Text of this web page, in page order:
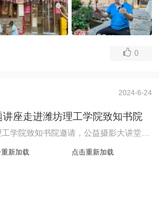
0
2024-6-24
座走进潍坊理工学院致知书院
重新加载 点击重新加载